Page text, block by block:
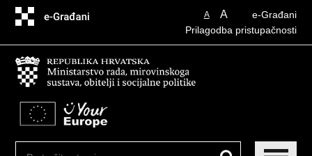
sadržaj
e-Građani
A A
Prilagodba pristupačnosti